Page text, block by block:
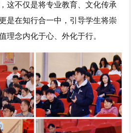
这不仅是将专业教育、文化传承
是在知行合一中，引导学生将崇
理念内化于心、外化于行。